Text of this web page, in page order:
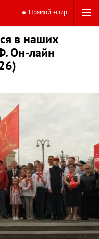
Прямой эфир
в наших
Он-лайн